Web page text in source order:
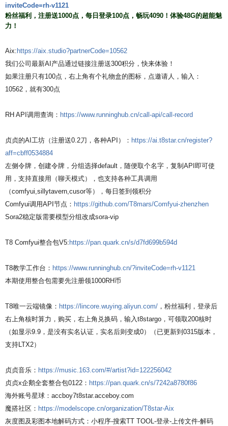
inviteCode=rh-v1121
粉丝福利，注册送1000点，每日登录100点，畅玩4090！体验48G的超能魅
力！
Aix: https://aix.studio?partnerCode=10562
我们公司最新AI产品通过链接注册送300积分，快来体验！
如果注册只有100点，右上角有个礼物盒的图标，点邀请人，输入：
10562，就有300点
RH API调用查询： https://www.runninghub.cn/call-api/call-record
贞贞的AI工坊（注册送0.2刀，各种API）： https://ai.t8star.cn/register?
aff=cbff0534884
左侧令牌，创建令牌，分组选择default，随便取个名字，复制API即可使
用，支持直接用（聊天模式），也支持各种工具调用
（comfyui,sillytavern,cusor等），每日签到领积分
Comfyui调用API节点： https://github.com/T8mars/Comfyui-zhenzhen
Sora2稳定版需要模型分组改成sora-vip
T8 Comfyui整合包V5: https://pan.quark.cn/s/d7fd699b594d
T8教学工作台： https://www.runninghub.cn/?inviteCode=rh-v1121
本期使用整合包需要先注册领1000RH币
T8唯一云端镜像： https://lincore.wuying.aliyun.com/ ，粉丝福利，登录后
右上角核时算力，购买，右上角兑换码，输入t8stargo，可领取200核时
（如显示9.9，是没有实名认证，实名后则变成0）（已更新到0315版本，
支持LTX2）
贞贞音乐： https://music.163.com/#/artist?id=122256042
贞贞x企鹅全套整合包0122： https://pan.quark.cn/s/7242a8780f86
海外账号星球：accboy7t8star.acceboy.com
魔搭社区： https://modelscope.cn/organization/T8star-Aix
灰度图及彩图本地解码方式：小程序-搜索TT TOOL-登录-上传文件-解码